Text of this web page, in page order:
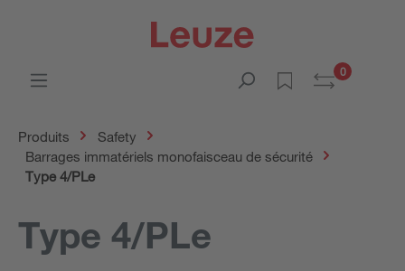
0
Produits
Safety
Barrages immatériels monofaisceau de sécurité
Type 4/PLe
Type 4/PLe